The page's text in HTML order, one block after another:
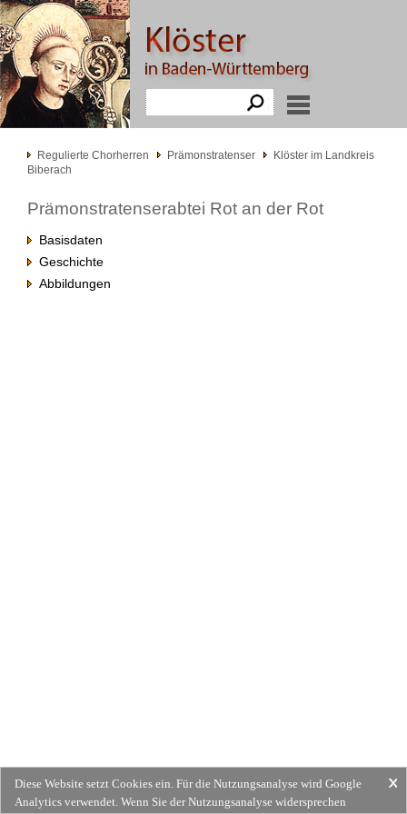
Regulierte Chorherren Prämonstratenser
Klöster im Landkreis
Biberach
Prämonstratenserabtei Rot an der Rot
Basisdaten
Geschichte
Abbildungen
Diese Website setzt Cookies ein. Für die Nutzungsanalyse wird Google
Analytics verwendet. Wenn Sie der Nutzungsanalyse widersprechen